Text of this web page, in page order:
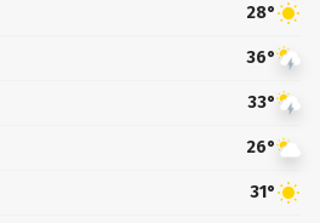
28°
36°
33°
26°
31°